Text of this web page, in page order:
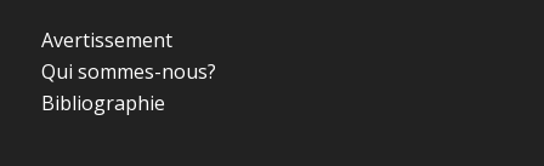
Avertissement
Qui sommes-nous?
Bibliographie